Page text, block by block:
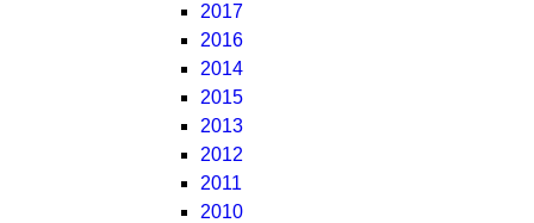
2017
2016
2014
2015
2013
2012
2011
2010